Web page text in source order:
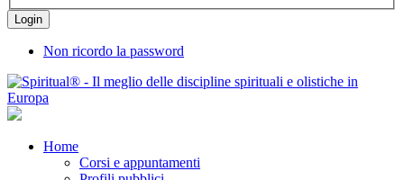
Non ricordo la password
Home
Corsi e appuntamenti